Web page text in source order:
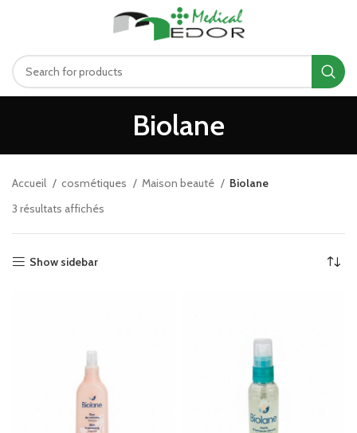
Biolane
Accueil cosmétiques Maison beauté
Biolane
3 résultats affichés
Show sidebar